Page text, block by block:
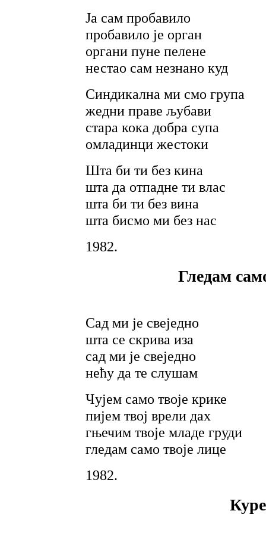
Ја сам пробавило
пробавило је орган
органи пуне пелене
нестао сам незнано куд
Синдикална ми смо група
жедни праве љубави
стара кока добра супа
омладинци жестоки
Шта би ти без кина
шта да отпадне ти влас
шта би ти без вина
шта бисмо ми без нас
1982.
Гледам
Сад ми је свеједно
шта се скрива иза
сад ми је свеједно
нећу да те слушам
Чујем само твоје крике
пијем твој врели дах
гњечим твоје младе груди
гледам само твоје лице
1982.